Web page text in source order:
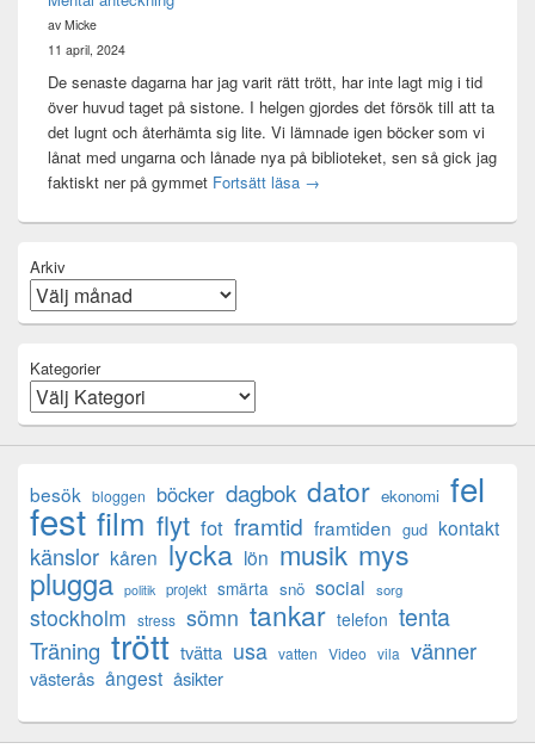
av Micke
11 april, 2024
De senaste dagarna har jag varit rätt trött, har inte lagt mig i tid
över huvud taget på sistone. I helgen gjordes det försök till att ta
det lugnt och återhämta sig lite. Vi lämnade igen böcker som vi
lånat med ungarna och lånade nya på biblioteket, sen så gick jag
faktiskt ner på gymmet Fortsätt läsa Mental anteckning
→
Arkiv
Kategorier
besök bloggen böcker dagbok dator ekonomi fel
fest film flyt fot framtid framtiden gud kontakt
känslor kåren lycka lön musik mys
plugga politik projekt smärta snö social sorg
stockholm stress sömn tankar telefon tenta
Träning trött tvätta usa vatten Video vila vänner
västerås ångest åsikter